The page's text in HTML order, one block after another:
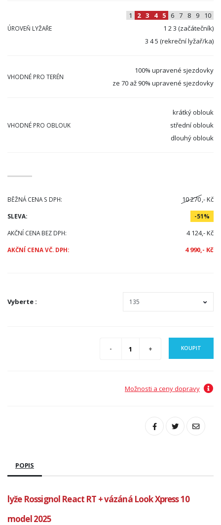
ÚROVEŇ LYŽAŘE
1 2 3 4 5 6 7 8 9
10
1 2 3 (začátečník)
3 4 5 (rekreční lyžař/ka)
VHODNÉ PRO TERÉN
100% upravené sjezdovky
ze 70 až 90% upravené sjezdovky
VHODNÉ PRO OBLOUK
krátký oblouk
střední oblouk
dlouhý oblouk
BĚŽNÁ CENA S DPH: 10 270,- Kč
SLEVA: -51%
AKČNÍ CENA BEZ DPH: 4 124,- Kč
AKČNÍ CENA VČ. DPH: 4 990,- Kč
Vyberte :
KOUPIT
Možnosti a ceny dopravy
POPIS
lyže Rossignol React RT + vázáná Look Xpress 10
model 2025